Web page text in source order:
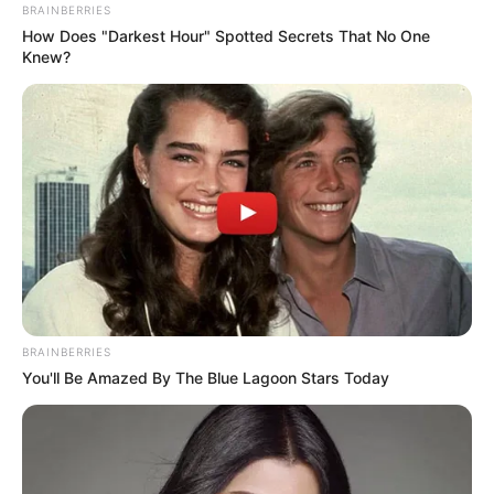
TEMAS RELACIONADOS
INDEPENDIENTE MEDELLÍN DEPORTES
MANTÉNGASE EN ALERTA
Tenemos todas las noticias que le
interesan. Para estar bien informado, por
favor, active las notificaciones de Alerta.
ACTIVAR AHORA
TEMAS DESTACADOS
BRAINBERRIES
How Does "Darkest Hour" Spotted Secrets That No One
Knew?
BRAINBERRIES
You'll Be Amazed By The Blue Lagoon Stars Today